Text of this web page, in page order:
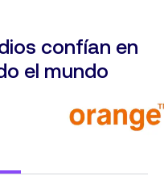
confían en
el mundo